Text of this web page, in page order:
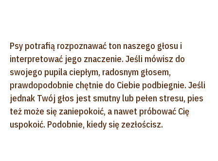
Psy potrafią rozpoznawać ton naszego głosu i
interpretować jego znaczenie. Jeśli mówisz do
swojego pupila ciepłym, radosnym głosem,
prawdopodobnie chętnie do Ciebie podbiegnie. Jeśli
jednak Twój głos jest smutny lub pełen stresu, pies
też może się zaniepokoić, a nawet próbować Cię
uspokoić. Podobnie, kiedy się zezłościsz.